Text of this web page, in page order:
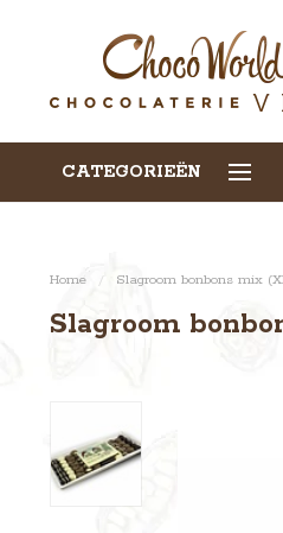
CATEGORIEËN
CALLEBAUT CHOCOLADE
Home / Slagroom bonbons mix
Slagroom